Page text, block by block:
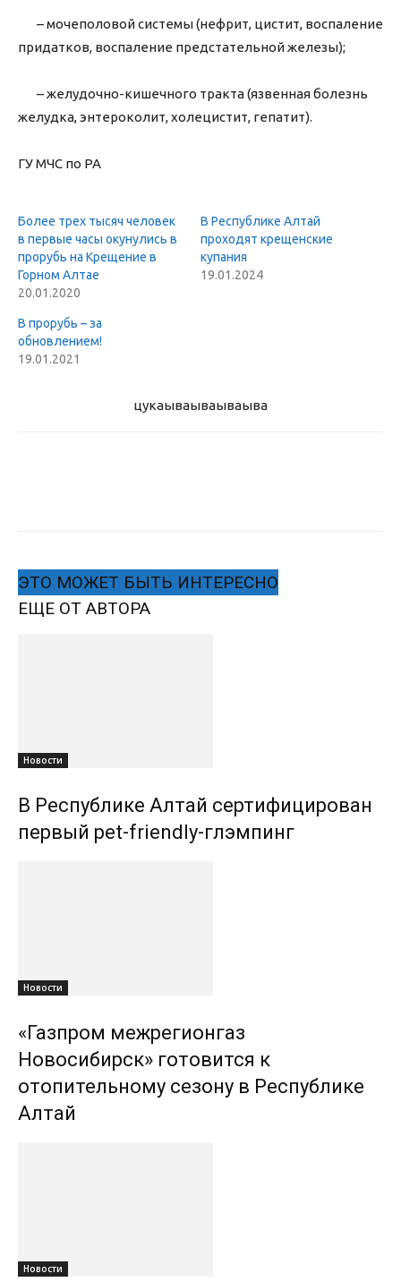
– мочеполовой системы (нефрит, цистит, воспаление
придатков, воспаление предстательной железы);
– желудочно-кишечного тракта (язвенная болезнь
желудка, энтероколит, холецистит, гепатит).
ГУ МЧС по РА
Более трех тысяч человек
в первые часы окунулись в
прорубь на Крещение в
Горном Алтае
20.01.2020
В Республике Алтай
проходят крещенские
купания
19.01.2024
В прорубь – за
обновлением!
19.01.2021
цукаываываываыва
ЭТО МОЖЕТ БЫТЬ ИНТЕРЕСНО
ЕЩЕ ОТ АВТОРА
Новости
В Республике Алтай сертифицирован
первый pet-friendly-глэмпинг
Новости
«Газпром межрегионгаз
Новосибирск» готовится к
отопительному сезону в Республике
Алтай
Новости